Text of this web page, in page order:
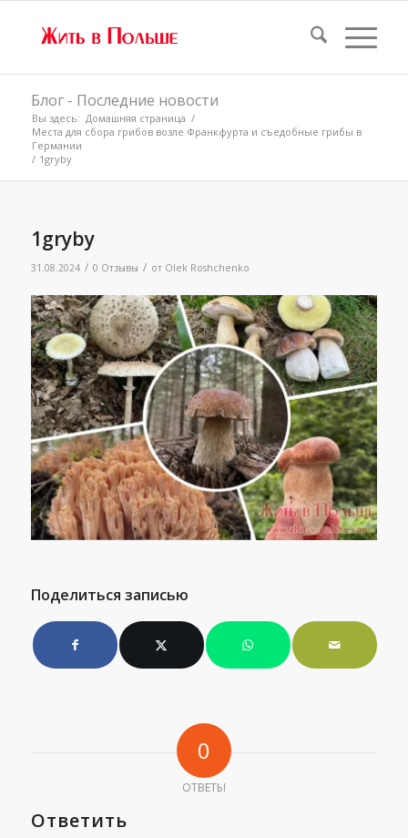
Блог - Последние новости
Вы здесь: Домашняя страница /
Места для сбора грибов возле Франкфурта и съедобные грибы в
Германии
/ 1gryby
1gryby
31.08.2024 / 0 Отзывы / от Olek Roshchenko
Поделиться записью
0
ОТВЕТЫ
Ответить